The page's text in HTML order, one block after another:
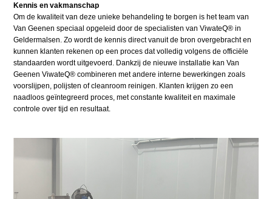
Kennis en vakmanschap
Om de kwaliteit van deze unieke behandeling te borgen is het team van
Van Geenen speciaal opgeleid door de specialisten van ViwateQ® in
Geldermalsen. Zo wordt de kennis direct vanuit de bron overgebracht en
kunnen klanten rekenen op een proces dat volledig volgens de officiële
standaarden wordt uitgevoerd. Dankzij de nieuwe installatie kan Van
Geenen ViwateQ® combineren met andere interne bewerkingen zoals
voorslijpen, polijsten of cleanroom reinigen. Klanten krijgen zo een
naadloos geïntegreerd proces, met constante kwaliteit en maximale
controle over tijd en resultaat.